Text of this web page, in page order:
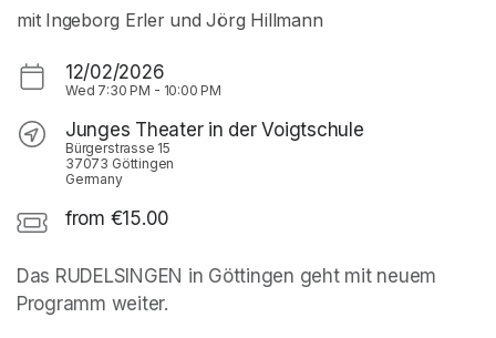
mit Ingeborg Erler und Jörg Hillmann
12/02/2026
Wed 7:30 PM - 10:00 PM
Junges Theater in der Voigtschule
Bürgerstrasse 15
37073 Göttingen
Germany
from €15.00
Das RUDELSINGEN in Göttingen geht mit neuem
Programm weiter.